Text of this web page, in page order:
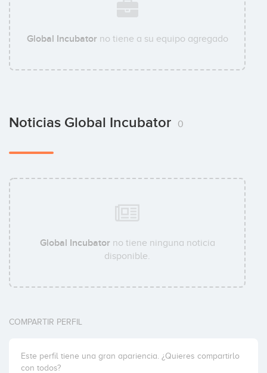
Global Incubator no tiene a su equipo agregado
Noticias Global Incubator 0
Global Incubator no tiene ninguna noticia
disponible.
COMPARTIR PERFIL
Este perfil tiene una gran apariencia. ¿Quieres compartirlo
con todos?